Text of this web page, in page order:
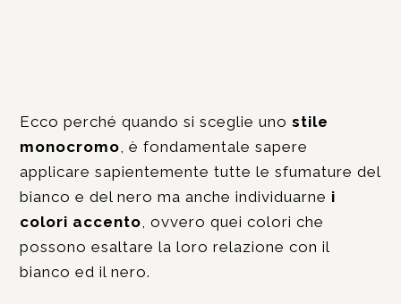
Ecco perché quando si sceglie unostile
monocromo , è fondamentale sapere
applicare sapientemente tutte le sfumature del
bianco e del nero ma anche individuarne i
colori accento , ovvero quei colori che
possono esaltare la loro relazione con il
bianco ed il nero.